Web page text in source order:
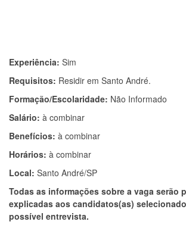
Experiência: Sim
Requisitos: Residir em Santo André.
Formação/Escolaridade: Não Informado
Salário: à combinar
Benefícios: à combinar
Horários: à combinar
Local: Santo André/SP
Todas as informações sobre a vaga serão
explicadas aos candidatos(as)
possível entrevista.